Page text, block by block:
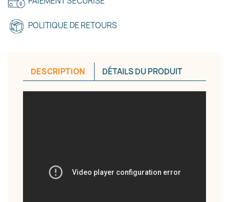
POLITIQUE DE RETOURS
DESCRIPTION DÉTAILS DU PRODUIT
Nom de la liste d'envies